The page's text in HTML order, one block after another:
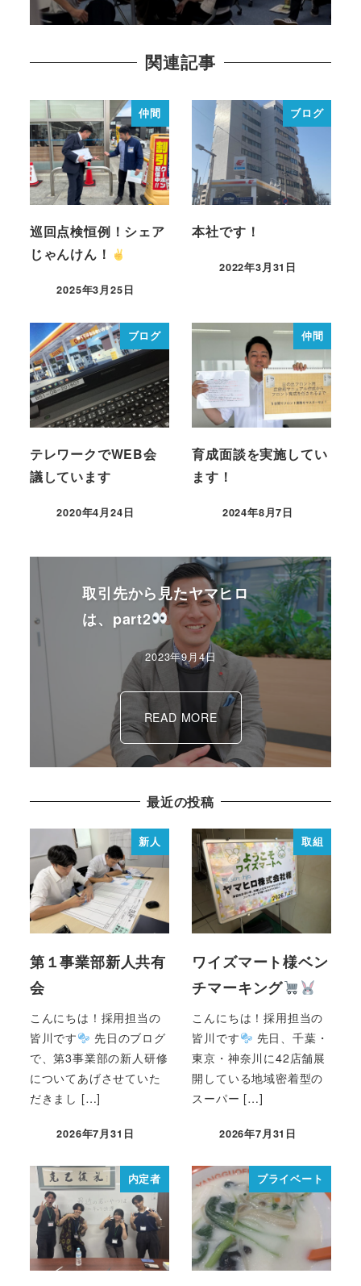
関連記事
仲間
巡回点検恒例！シェア
じゃんけん！
2025年3月25日
ブログ
本社です！
2022年3月31日
ブログ
テレワークでWEB会
議しています
2020年4月24日
仲間
育成面談を実施してい
ます！
2024年8月7日
取引先から見たヤマヒロ
は、part2
2023年9月4日
READ MORE
最近の投稿
新人
第１事業部新人共有
会
こんにちは！採用担当の
皆川です
先日のブログ
で、第3事業部の新人研修
についてあげさせていた
だきまし […]
2026年7月31日
取組
ワイズマート様ベン
チマーキング
こんにちは！採用担当の
皆川です
先日、千葉・
東京・神奈川に42店舗展
開している地域密着型の
スーパー […]
2026年7月31日
内定者 プライベート